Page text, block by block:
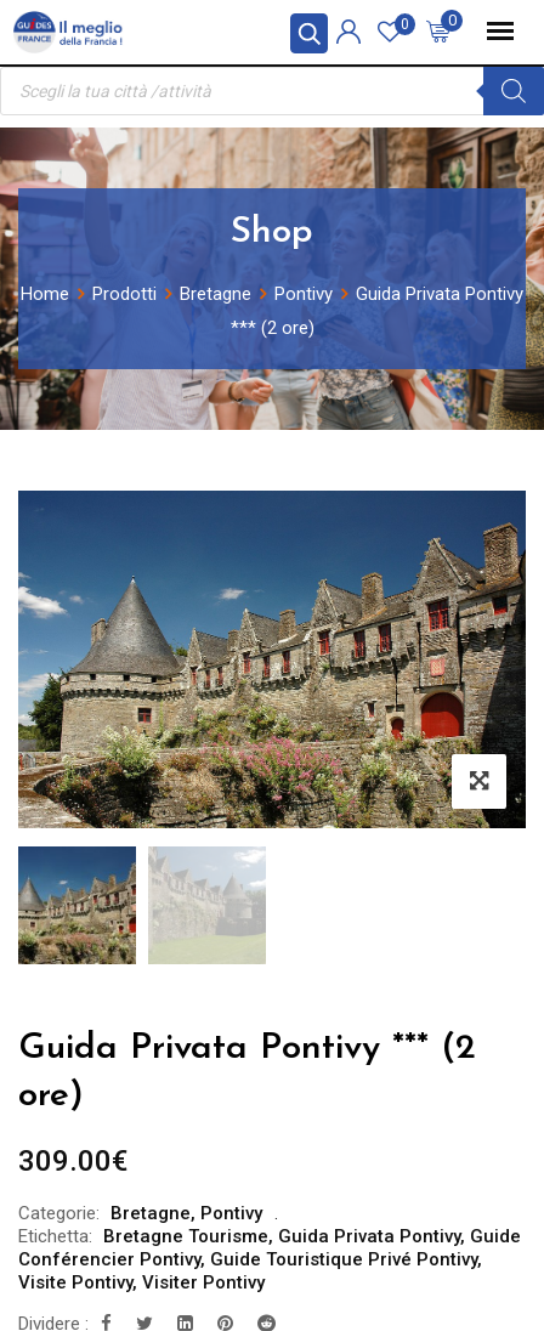
Pannello di gestione dei cookies
Skip
content
0
0
Ricerca
prodotti
Shop
Home Prodotti Bretagne Pontivy
Guida Privata Pontivy
*** (2 ore)
Guida Privata Pontivy *** (2
ore)
309.00€
Categorie: Bretagne, Pontivy
Etichetta:
Bretagne Tourisme, Guida Privata Pontivy, Guide
Conférencier Pontivy, Guide Touristique Privé Pontivy,
Visite Pontivy, Visiter Pontivy
Dividere :